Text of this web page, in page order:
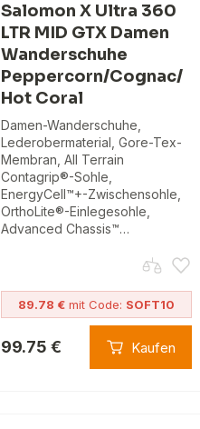
Salomon X Ultra 360
LTR MID GTX Damen
Wanderschuhe
Peppercorn/Cognac/
Hot Coral
Damen-Wanderschuhe,
Lederobermaterial, Gore-Tex-
Membran, All Terrain
Contagrip®-Sohle,
EnergyCell™+-Zwischensohle,
OrthoLite®-Einlegesohle,
Advanced Chassis™…
89.78 €mit Code: SOFT10
99.75 € Kaufen